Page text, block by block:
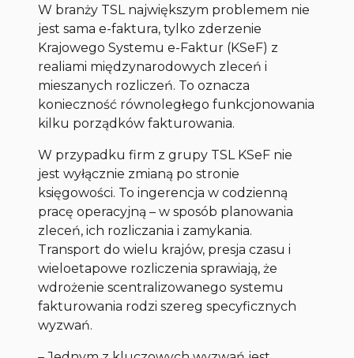
W branży TSL największym problemem nie
jest sama e-faktura, tylko zderzenie
Krajowego Systemu e-Faktur (KSeF) z
realiami międzynarodowych zleceń i
mieszanych rozliczeń. To oznacza
konieczność równoległego funkcjonowania
kilku porządków fakturowania.
W przypadku firm z grupy TSL KSeF nie
jest wyłącznie zmianą po stronie
księgowości. To ingerencja w codzienną
pracę operacyjną – w sposób planowania
zleceń, ich rozliczania i zamykania.
Transport do wielu krajów, presja czasu i
wieloetapowe rozliczenia sprawiają, że
wdrożenie scentralizowanego systemu
fakturowania rodzi szereg specyficznych
wyzwań.